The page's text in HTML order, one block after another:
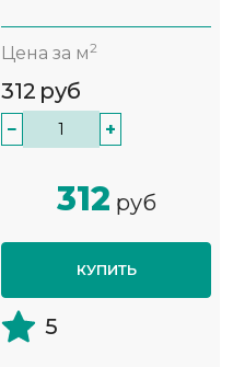
Цена за м2
312 руб
− +
312 руб
КУПИТЬ
5